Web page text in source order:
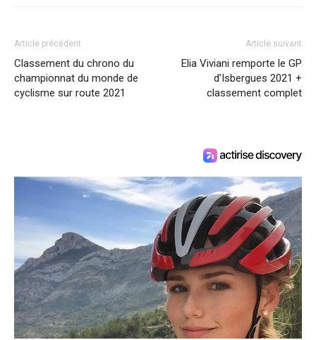
Article précédent
Classement du chrono du
championnat du monde de
cyclisme sur route 2021
Article suivant
Elia Viviani remporte le GP
d’Isbergues 2021 +
classement complet